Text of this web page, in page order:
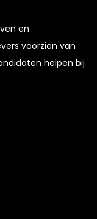
en
voorzien van
helpen bij